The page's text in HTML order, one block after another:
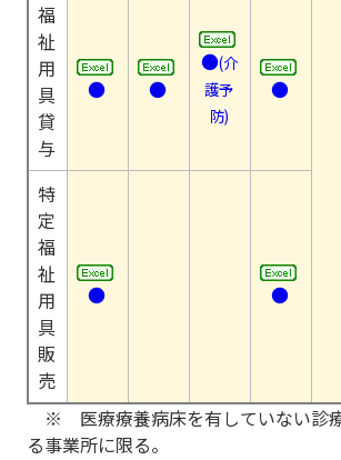
福
祉
用
具
貸
与
● ●
●(介
護予
防)
●
特
定
福
祉
用
具
販
売
● ●
※ 医療療養病床を有していない診
る事業所に限る。